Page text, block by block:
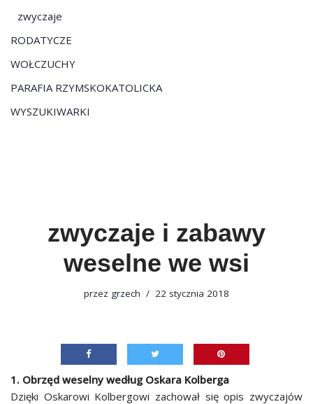
zwyczaje
RODATYCZE
WOŁCZUCHY
PARAFIA RZYMSKOKATOLICKA
WYSZUKIWARKI
zwyczaje i zabawy
weselne we wsi
przez grzech 22 stycznia 2018
1. Obrzęd weselny według Oskara Kolberga
Dzięki Oskarowi Kolbergowi zachował się opis zwyczajów